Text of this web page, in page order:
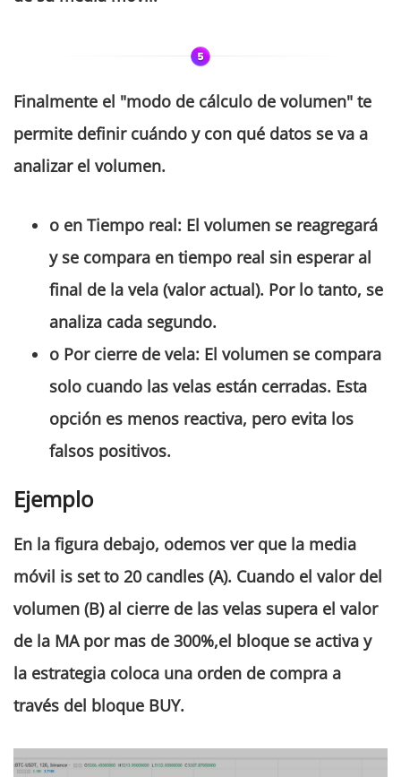
Finalmente el "modo de cálculo de volumen" te
permite definir cuándo y con qué datos se va a
analizar el volumen.
o en Tiempo real: El volumen se reagregará
y se compara en tiempo real sin esperar al
final de la vela (valor actual). Por lo tanto, se
analiza cada segundo.
o Por cierre de vela: El volumen se compara
solo cuando las velas están cerradas. Esta
opción es menos reactiva, pero evita los
falsos positivos.
Ejemplo
En la figura debajo, odemos ver que la media
móvil is set to 20 candles (A). Cuando el valor del
volumen (B) al cierre de las velas supera el valor
de la MA por mas de 300%,el bloque se activa y
la estrategia coloca una orden de compra a
través del bloque BUY.